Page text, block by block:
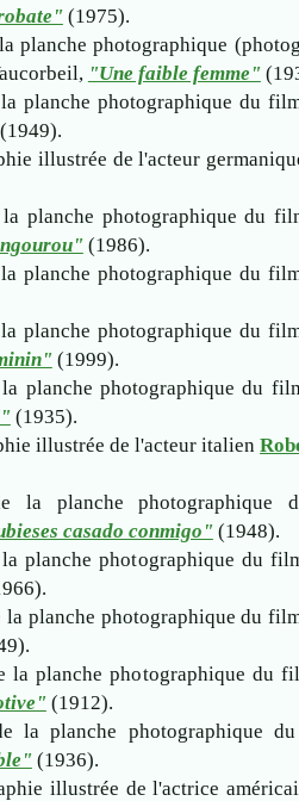
(1975).
planche photographique
"Une faible femme"
planche photographique du
illustrée de l'acteur
planche photographique du
(1986).
planche photographique du
planche photographique du
(1999).
planche photographique du
(1935).
illustrée de l'acteur italien
la planche
casado conmigo"(1948).
planche photographique du
planche photographique du
la planche photographique du
(1912).
la planche photographique
(1936).
illustrée de l'actrice